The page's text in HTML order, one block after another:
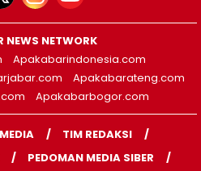
NEWS NETWORK
Apakabarindonesia.com
Apakabarateng.com
Apakabarbogor.com
TIM REDAKSI
PEDOMAN MEDIA SIBER